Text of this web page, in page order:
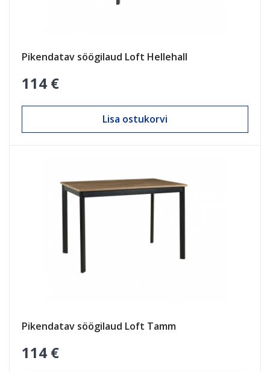
Pikendatav söögilaud Loft Hellehall
114 €
Lisa ostukorvi
Pikendatav söögilaud Loft Tamm
114 €